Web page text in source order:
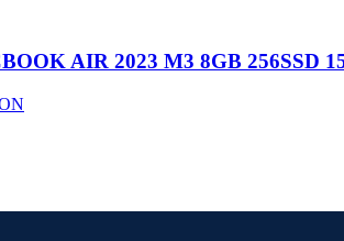
AIR 2023 M3 8GB 256SSD